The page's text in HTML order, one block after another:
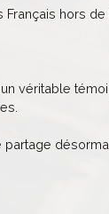
hors de
véritable